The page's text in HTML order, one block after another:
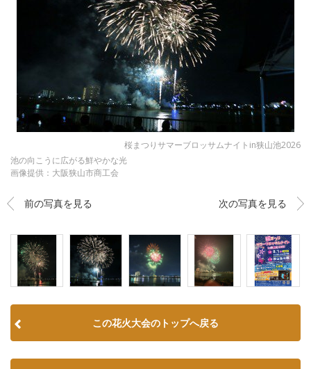
桜まつりサマーブロッサムナイトin狭山池2026
池の向こうに広がる鮮やかな光
画像提供：大阪狭山市商工会
前の写真を見る 次の写真を見る
この花火大会のトップへ戻る